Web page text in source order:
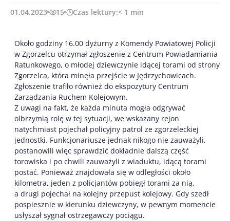
01.04.2023 15 Czas lektury:< 1 min
Około godziny 16.00 dyżurny z Komendy Powiatowej Policji
w Zgorzelcu otrzymał zgłoszenie z Centrum Powiadamiania
Ratunkowego, o młodej dziewczynie idącej torami od strony
Zgorzelca, która minęła przejście w Jędrzychowicach.
Zgłoszenie trafiło również do ekspozytury Centrum
Zarządzania Ruchem Kolejowym.
Z uwagi na fakt, że każda minuta mogła odgrywać
olbrzymią rolę w tej sytuacji, we wskazany rejon
natychmiast pojechał policyjny patrol ze zgorzeleckiej
jednostki. Funkcjonariusze jednak nikogo nie zauważyli,
postanowili więc sprawdzić dokładnie dalszą część
torowiska i po chwili zauważyli z wiaduktu, idącą torami
postać. Ponieważ znajdowała się w odległości około
kilometra, jeden z policjantów pobiegł torami za nią,
a drugi pojechał na kolejny przepust kolejowy. Gdy szedł
pospiesznie w kierunku dziewczyny, w pewnym momencie
usłyszał sygnał ostrzegawczy pociągu.